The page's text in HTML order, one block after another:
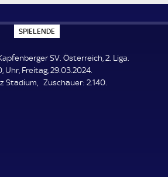
SPIELENDE
P
E
L
E
N
SV. Österreich, 2. Liga.
Uhr, Freitag, 29.03.2024.
Stadium
Zuschauer: Z
2.140.